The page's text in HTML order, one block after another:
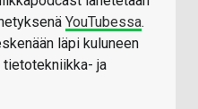
YouTubessa.
läpi kuluneen
tietotekniikka- ja